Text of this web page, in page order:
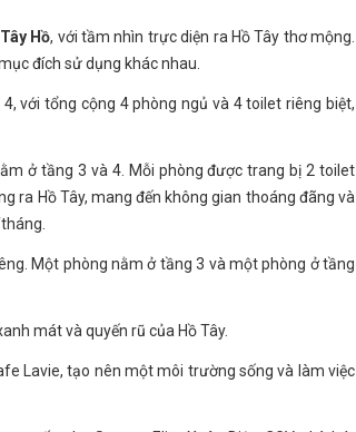
Hồ, với tầm nhìn trực diện ra Hồ Tây thơ mộng.
đích sử dụng khác nhau.
với tổng cộng 4 phòng ngủ và 4 toilet riêng biệt,
ở tầng 3 và 4. Mỗi phòng được trang bị 2 toilet
ra Hồ Tây, mang đến không gian thoáng đãng và
Một phòng nằm ở tầng 3 và một phòng ở tầng
mát và quyến rũ của Hồ Tây.
Lavie, tạo nên một môi trường sống và làm việc